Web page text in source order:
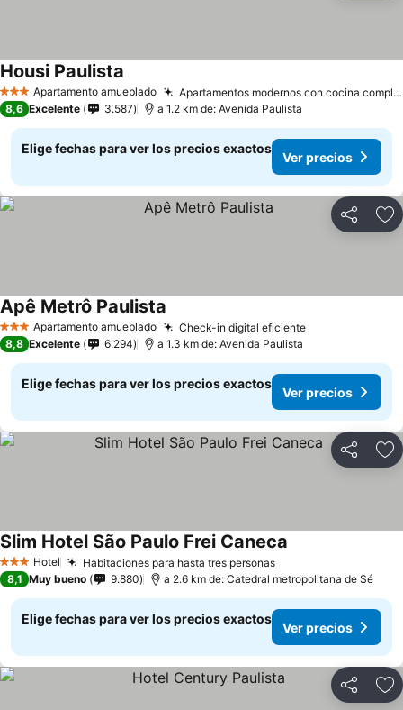
3 EstrellasApartamento amueblado Apartamentos modernos con cocina completa
Housi Paulista
8,6 Excelente 3.587 a 1.2 km de: Avenida Paulista
Elige fechas para ver los precios exactos
Ver precios
Compartir
3 EstrellasApartamento amueblado Check-in digital eficiente
Apê Metrô Paulista
8,8 Excelente 6.294 a 1.3 km de: Avenida Paulista
Elige fechas para ver los precios exactos
Ver precios
Compartir
3 Estrellas
Hotel Habitaciones para hasta tres personas
Slim Hotel São Paulo Frei Caneca
8,1 Muy bueno 9.880 a 2.6 km de: Catedral metropolitana de Sé
Elige fechas para ver los precios exactos
Ver precios
Compartir